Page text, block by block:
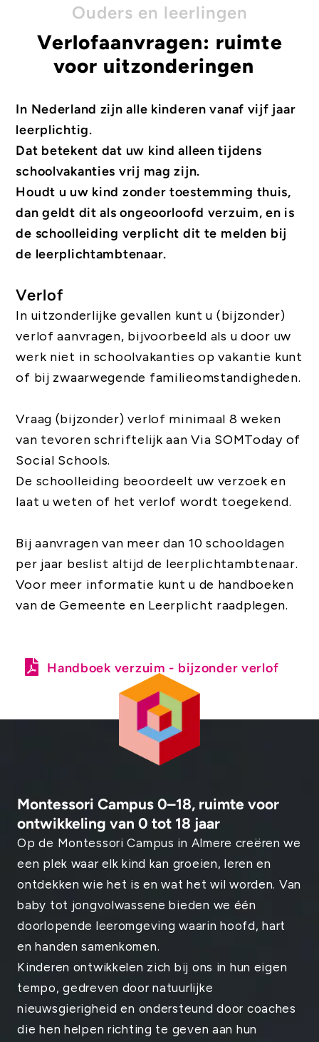
Ouders en leerlingen
Verlofaanvragen: ruimte
voor uitzonderingen
In Nederland zijn alle kinderen vanaf vijf jaar
leerplichtig.
Dat betekent dat uw kind alleen tijdens
schoolvakanties vrij mag zijn.
Houdt u uw kind zonder toestemming thuis,
dan geldt dit als ongeoorloofd verzuim, en is
de schoolleiding verplicht dit te melden bij
de leerplichtambtenaar.
Verlof
In uitzonderlijke gevallen kunt u (bijzonder)
verlof aanvragen, bijvoorbeeld als u door uw
werk niet in schoolvakanties op vakantie kunt
of bij zwaarwegende familieomstandigheden.
Vraag (bijzonder) verlof minimaal 8 weken
van tevoren schriftelijk aan Via SOMToday of
Social Schools.
De schoolleiding beoordeelt uw verzoek en
laat u weten of het verlof wordt toegekend.
Bij aanvragen van meer dan 10 schooldagen
per jaar beslist altijd de leerplichtambtenaar.
Voor meer informatie kunt u de handboeken
van de Gemeente en Leerplicht raadplegen.
Handboek verzuim - bijzonder verlof
Montessori Campus 0–18, ruimte voor
ontwikkeling van 0 tot 18 jaar
Op de Montessori Campus in Almere creëren we
een plek waar elk kind kan groeien, leren en
ontdekken wie het is en wat het wil worden. Van
baby tot jongvolwassene bieden we één
doorlopende leeromgeving waarin hoofd, hart
en handen samenkomen.
Kinderen ontwikkelen zich bij ons in hun eigen
tempo, gedreven door natuurlijke
nieuwsgierigheid en ondersteund door coaches
die hen helpen richting te geven aan hun